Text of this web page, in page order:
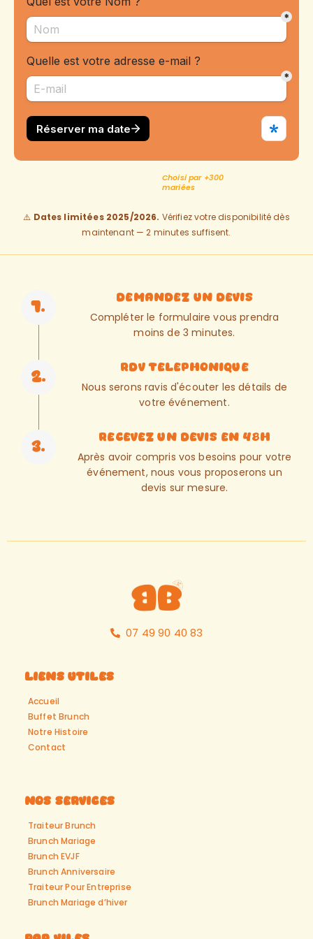
Choisi par +300
mariées
⚠️ Dates limitées 2025/2026. Vérifiez votre disponibilité dès
maintenant — 2 minutes suffisent.
1.
Demandez un devis
Compléter le formulaire vous prendra
moins de 3 minutes.
2.
RDV telephonique
Nous serons ravis d'écouter les détails de
votre événement.
3.
Recevez un devis en 48h
Après avoir compris vos besoins pour votre
événement, nous vous proposerons un
devis sur mesure.
07 49 90 40 83
Liens Utiles
Accueil
Buffet Brunch
Notre Histoire
Contact
Nos Services
Traiteur Brunch
Brunch Mariage
Brunch EVJF
Brunch Anniversaire
Traiteur Pour Entreprise
Brunch Mariage d’hiver